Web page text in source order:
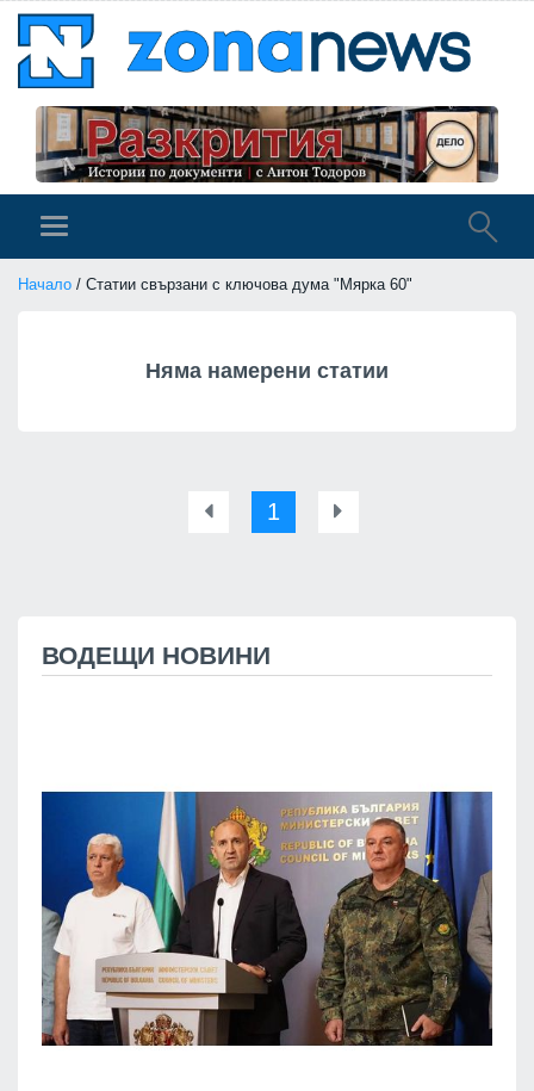
Начало / Статии свързани с ключова дума "Мярка 60"
Няма намерени статии
1
ВОДЕЩИ НОВИНИ